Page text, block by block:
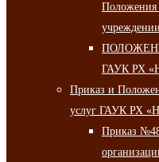
Положения
ГАУК РХ
Приказ и
услуг ГАУК РХ
Приказ